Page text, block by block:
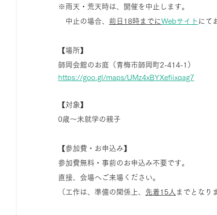
※雨天・荒天時は、開催を中止します。
中止の場合、 前日18時までに Webサイト にて
【場所】
師岡会館のお庭（青梅市師岡町2-414-1）
https://goo.gl/maps/UMz4xBYXefiixqag7
【対象】
0歳〜未就学の親子
【参加費・お申込み】
参加費無料・事前のお申込み不要です。
直接、会場へご来場ください。
（工作は、準備の関係上、 先着15人 までとなり